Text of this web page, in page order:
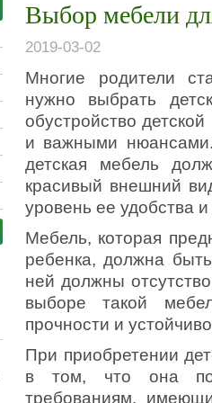
Выбор мебели
2019-03-02
Многие родители
нужно выбрать
обустройство
и важными
детская мебель
красивый внешний
уровень ее удобства
Мебель, которая
ребенка, должна
ней должны
выборе такой
прочности и
При приобретении
в том, что она
требованиям,